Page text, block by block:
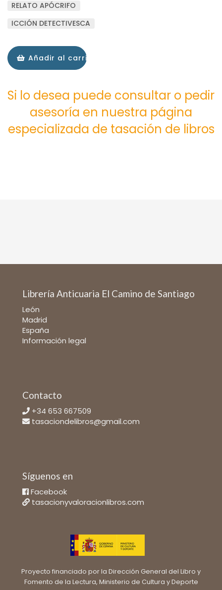
RELATO APÓCRIFO
ICCIÓN DETECTIVESCA
Añadir al carrito
Si lo desea puede consultar o pedir
asesoría en nuestra página
especializada de tasación de libros
Librería Anticuaria El Camino de Santiago
León
Madrid
España
Información legal
Contacto
+34 653 667509
tasaciondelibros@gmail.com
Síguenos en
Facebook
tasacionyvaloracionlibros.com
Proyecto financiado por la Dirección General del Libro y
Fomento de la Lectura, Ministerio de Cultura y Deporte